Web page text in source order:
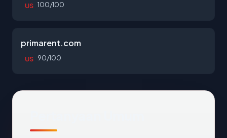
US 100/100
primarent.com
US 90/100